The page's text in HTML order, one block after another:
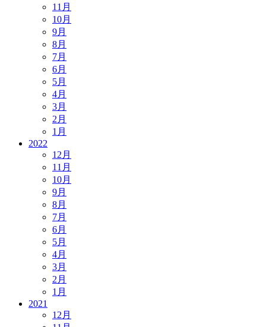
11月
10月
9月
8月
7月
6月
5月
4月
3月
2月
1月
2022
12月
11月
10月
9月
8月
7月
6月
5月
4月
3月
2月
1月
2021
12月